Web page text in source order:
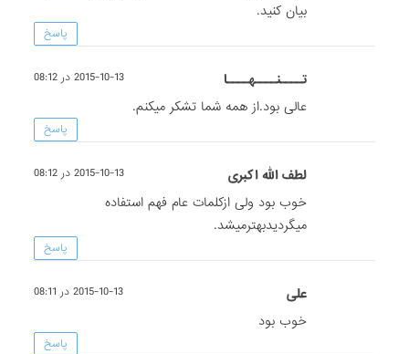
بیان کنید.
پاسخ
تــــنــــهــــا 2015-10-13 در 08:12
عالی بود.از همه شما تشکر میکنم.
پاسخ
لطف الله اکبری 2015-10-13 در 08:12
خوب بود ولی ازکلمات عام فهم استفاده
میگردیدبهترمیشد.
پاسخ
علی 2015-10-13 در 08:11
خوب بود
پاسخ